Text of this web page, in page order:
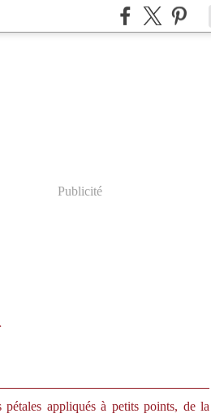
Publicité
appliqués à petits points, de la